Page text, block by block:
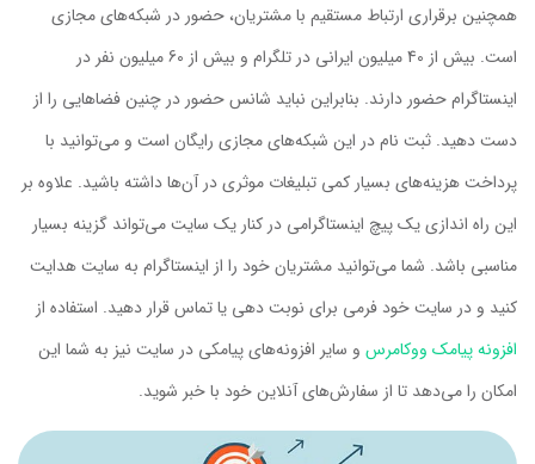
همچنین برقراری ارتباط مستقیم با مشتریان، حضور در شبکه‌های مجازی
است. بیش از 40 میلیون ایرانی در تلگرام و بیش از 60 میلیون نفر در
اینستاگرام حضور دارند. بنابراین نباید شانس حضور در چنین فضاهایی را از
دست دهید. ثبت نام در این شبکه‌های مجازی رایگان است و می‌توانید با
پرداخت هزینه‌های بسیار کمی تبلیغات موثری در آن‌ها داشته باشید. علاوه بر
این راه اندازی یک پیچ اینستاگرامی در کنار یک سایت می‌تواند گزینه بسیار
مناسبی باشد. شما می‌توانید مشتریان خود را از اینستاگرام به سایت هدایت
کنید و در سایت خود فرمی برای نوبت دهی یا تماس قرار دهید. استفاده از
افزونه پیامک ووکامرس و سایر افزونه‌های پیامکی در سایت نیز به شما این
امکان را می‌دهد تا از سفارش‌های آنلاین خود با خبر شوید.